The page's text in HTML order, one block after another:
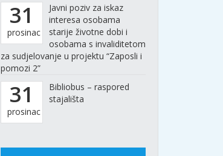
31
prosinac
Javni poziv za iskaz
interesa osobama
starije životne dobi i
osobama s invaliditetom
za sudjelovanje u projektu “Zaposli i
pomozi 2”
31
prosinac
Bibliobus – raspored
stajališta